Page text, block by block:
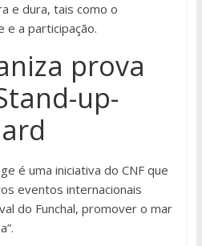
e dura, tais como o
e a participação.
prova
up-
é uma iniciativa do CNF que
eventos internacionais
do Funchal, promover o mar